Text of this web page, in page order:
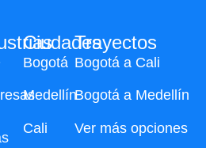
Ciudades
Bogotá
Medellín
Cali
Trayectos
Bogotá a Cali
Bogotá a Medellín
Ver más opciones